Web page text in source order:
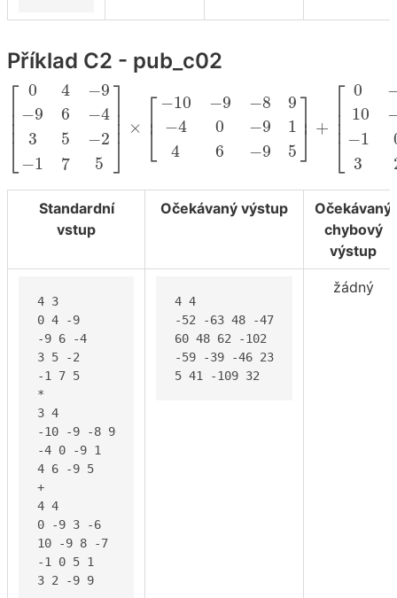
Příklad C2 - pub_c02
⎡
⎢ ⎢ ⎢⎣
0 4 −9
−9 6 −4
3
5 −2
−1 7 5
⎤⎥ ⎥ ⎥
⎦
× ⎡
⎢⎣
−10 −9 −8
9
−4 0 −9
1
4
6 −9 5
⎤⎥
⎦ + ⎡
⎢ ⎢ ⎢⎣
0
10
−1
3
[0 4− − 4 3 0− 9
Standardní
vstup
Očekávaný výstup
Očekávaný
chybový
výstup
4 3
0 4 -9
-9 6 -4
3 5 -2
-1 7 5
*
3 4
-10 -9 -8 9
-4 0 -9 1
4 6 -9 5
+
4 4
0 -9 3 -6
10 -9 8 -7
-1 0 5 1
3 2 -9 9
4 4
-52 -63 48 -47
60 48 62 -102
-59 -39 -46 23
5 41 -109 32
žádný